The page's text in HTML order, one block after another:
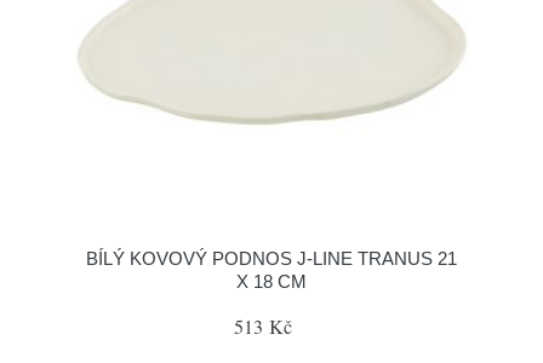
BÍLÝ KOVOVÝ PODNOS J-LINE TRANUS 21
X 18 CM
513 Kč